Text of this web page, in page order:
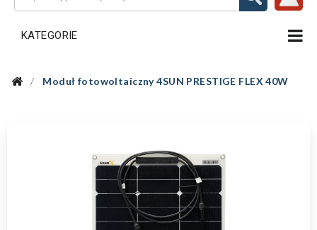
KATEGORIE
Moduł fotowoltaiczny 4SUN PRESTIGE FLEX 40W